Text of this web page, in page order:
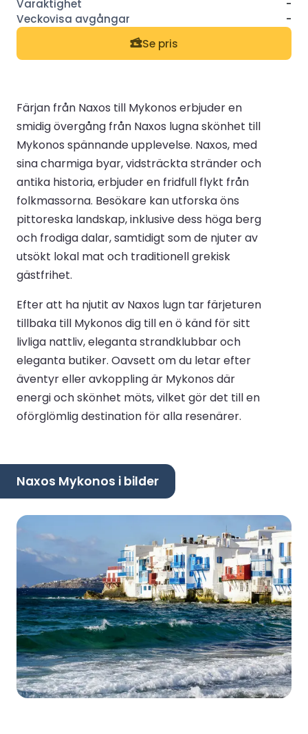
-
-
Se pris
Färjan från Naxos till Mykonos erbjuder en
smidig övergång från Naxos lugna skönhet till
Mykonos spännande upplevelse. Naxos, med
sina charmiga byar, vidsträckta stränder och
antika historia, erbjuder en fridfull flykt från
folkmassorna. Besökare kan utforska öns
pittoreska landskap, inklusive dess höga berg
och frodiga dalar, samtidigt som de njuter av
utsökt lokal mat och traditionell grekisk
gästfrihet.
Efter att ha njutit av Naxos lugn tar färjeturen
tillbaka till Mykonos dig till en ö känd för sitt
livliga nattliv, eleganta strandklubbar och
eleganta butiker. Oavsett om du letar efter
äventyr eller avkoppling är Mykonos där
energi och skönhet möts, vilket gör det till en
oförglömlig destination för alla resenärer.
Naxos Mykonos i bilder